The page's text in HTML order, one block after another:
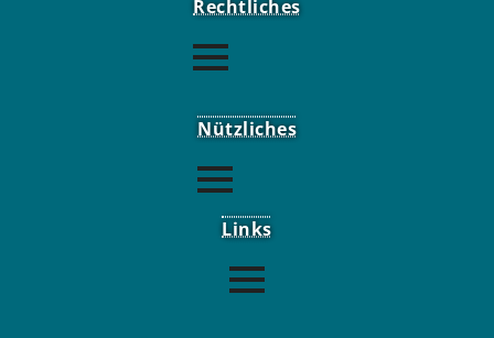
Rechtliches
Nützliches
Links